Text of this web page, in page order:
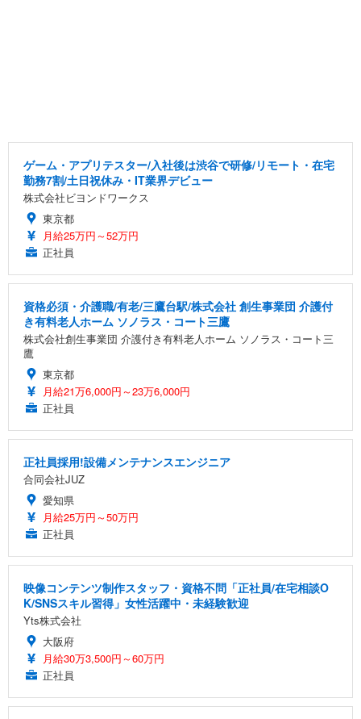
ゲーム・アプリテスター/入社後は渋谷で研修/リモート・在宅
勤務7割/土日祝休み・IT業界デビュー
株式会社ビヨンドワークス
東京都
月給25万円～52万円
正社員
資格必須・介護職/有老/三鷹台駅/株式会社 創生事業団 介護付
き有料老人ホーム ソノラス・コート三鷹
株式会社創生事業団 介護付き有料老人ホーム ソノラス・コート三
鷹
東京都
月給21万6,000円～23万6,000円
正社員
正社員採用!設備メンテナンスエンジニア
合同会社JUZ
愛知県
月給25万円～50万円
正社員
映像コンテンツ制作スタッフ・資格不問「正社員/在宅相談O
K/SNSスキル習得」女性活躍中・未経験歓迎
Yts株式会社
大阪府
月給30万3,500円～60万円
正社員